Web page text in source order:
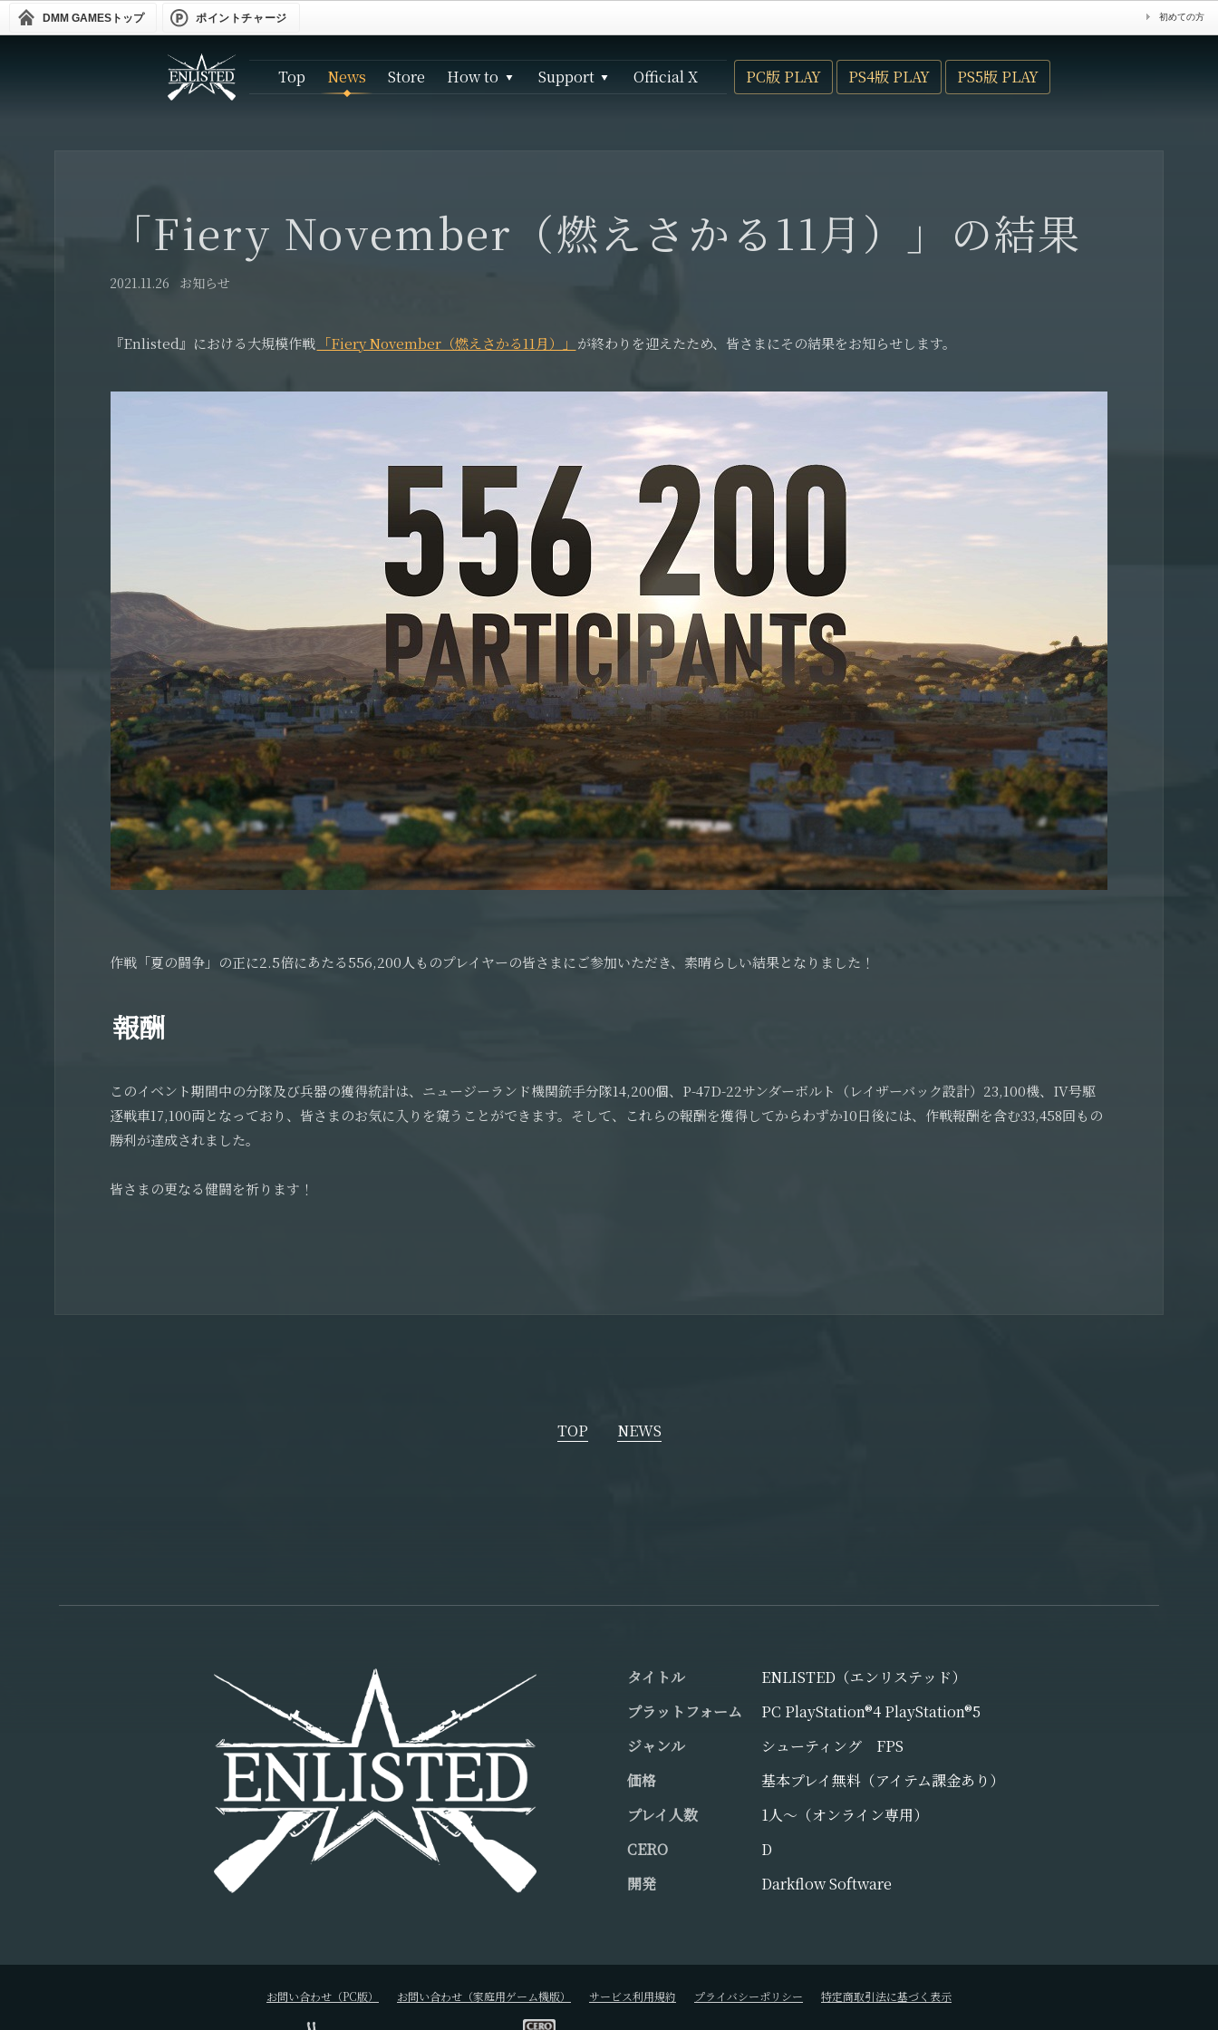
DMM GAMES トップ ポイントチャージ 初めての方
Top News Store How to Support
Gaijinコンテンツクリエイターガイドライン
プライバシーポリシー
Official X PC版 PLAY PS4版 PLAY PS5版 PLAY
「Fiery November（燃えさかる11月）」の結果
2021.11.26 お知らせ
『Enlisted』における大規模作戦 「Fiery November（燃えさかる11月）」 が終わりを迎えたため、皆さまにその結果をお知らせします。
作戦「夏の闘争」の正に2.5倍にあたる556,200人ものプレイヤーの皆さまにご参加いただき、素晴らしい結果となりました！
報酬
このイベント期間中の分隊及び兵器の獲得統計は、ニュージーランド機関銃手分隊14,200個、P-47D-22サンダーボルト（レイザーバック設計）23,100機、IV号駆
逐戦車17,100両となっており、皆さまのお気に入りを窺うことができます。そして、これらの報酬を獲得してからわずか10日後には、作戦報酬を含む33,458回もの
勝利が達成されました。
皆さまの更なる健闘を祈ります！
TOP NEWS
タイトル
ENLISTED（エンリステッド）
プラットフォーム
PC PlayStation®4 PlayStation®5
ジャンル
シューティング FPS
価格
基本プレイ無料（アイテム課金あり）
プレイ人数
1人～（オンライン専用）
CERO
D
開発
Darkflow Software
お問い合わせ（PC版） お問い合わせ（家庭用ゲーム機版） サービス利用規約 プライバシーポリシー 特定商取引法に基づく表示